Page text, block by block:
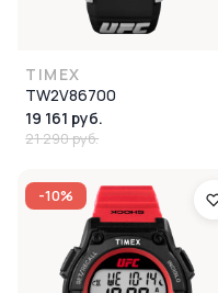
TIMEX
TW2V86700
19 161 руб.
21 290 руб.
-10%